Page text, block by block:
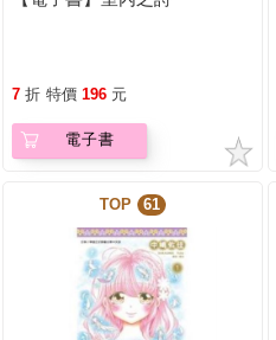
7 折 特價 196 元
電子書
TOP 61